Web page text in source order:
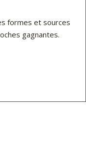
formes et sources
gagnantes.